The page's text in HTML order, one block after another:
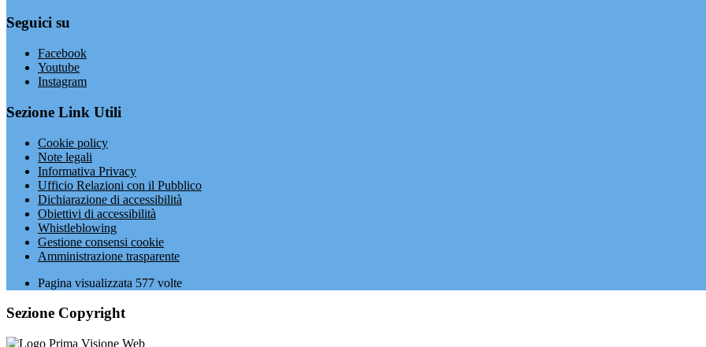
Seguici su
Facebook
Youtube
Instagram
Sezione Link Utili
Cookie policy
Note legali
Informativa Privacy
Ufficio Relazioni con il Pubblico
Dichiarazione di accessibilità
Obiettivi di accessibilità
Whistleblowing
Gestione consensi cookie
Amministrazione trasparente
Pagina visualizzata 577 volte
Sezione Copyright